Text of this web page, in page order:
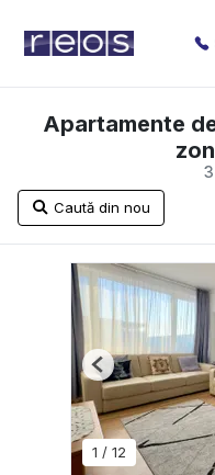
Apartamente
Caută din nou
1 / 12
Previous